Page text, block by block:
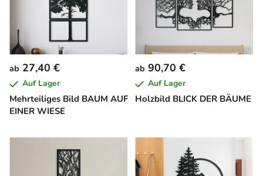
Mehrteiliges Bild BAUM AUF
EINER WIESE
ab 27,40 €
Auf Lager
Holzbild BLICK DER BÄUME
ab 90,70 €
Auf Lager